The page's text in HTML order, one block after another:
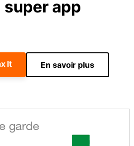
app
It En savoir plus
garde